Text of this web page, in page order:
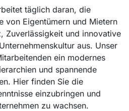
täglich daran, die
von Eigentümern und Mietern
Zuverlässigkeit und innovative
aus. Unser
ein modernes
und spannende
Hier finden Sie die
einzubringen und
zu wachsen.